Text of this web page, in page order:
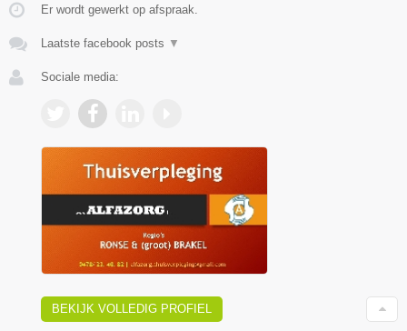
Er wordt gewerkt op afspraak.
Laatste facebook posts ▼
Sociale media:
BEKIJK VOLLEDIG PROFIEL